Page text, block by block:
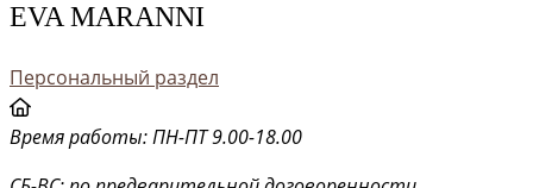
EVA MARANNI
Персональный раздел
Время работы: ПН-ПТ 9.00-18.00